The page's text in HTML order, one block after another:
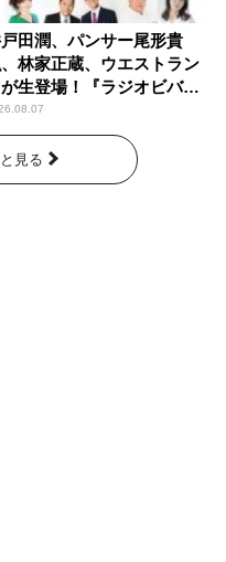
田潤、パンサー尾形貴
林家正蔵、ウエストラン
が生登場！『ラジオビバリ
ズ』
見る